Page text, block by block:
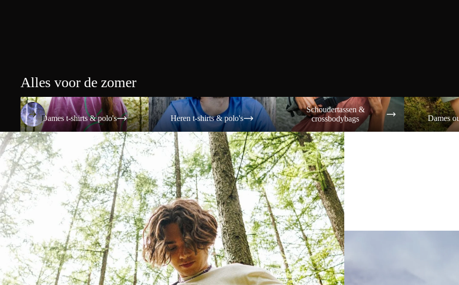
Alles voor de zomer
Dames t-shirts & polo's
Dames t-shirts & polo's
Heren t-shirts & polo's
Heren t-shirts & polo's
Schoudertassen & crossbodybags
Schoudertassen &
crossbodybags
Dames outdoor
Dames